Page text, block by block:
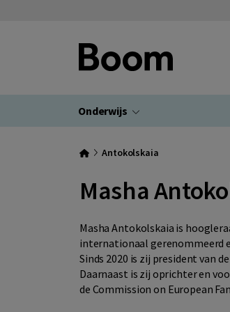
Onderwijs
Antokolskaia
Masha
Masha Antokolskaia is
internationaal gerenommeerd
Sinds 2020 is zij president van
Daarnaast is zij oprichter en
de Commission on European